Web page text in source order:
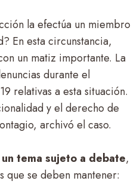
la efectúa un miembro
En esta circunstancia,
un matiz importante. La
durante el
relativas a esta situación.
y el derecho de
archivó el caso.
tema sujeto a debate,
que se deben mantener: